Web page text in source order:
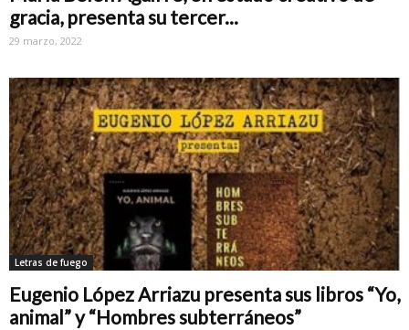
gracia, presenta su tercer...
29 marzo, 2022
Letras de fuego
Eugenio López Arriazu presenta sus libros “Yo,
animal” y “Hombres subterráneos”